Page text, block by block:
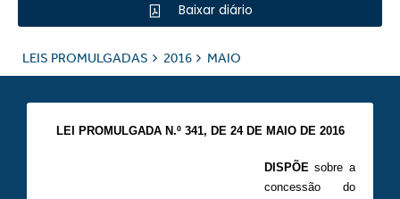
Baixar diário
LEIS PROMULGADAS 2016 MAIO
LEI PROMULGADA N.º 341, DE 24 DE MAIO DE 2016
DISPÕEsobre a
concessão do